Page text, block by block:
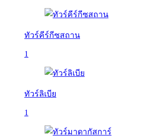
ทัวร์คีร์กีซสถาน
1
ทัวร์ลิเบีย
1